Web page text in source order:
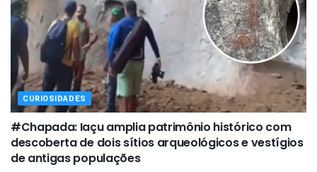
CURIOSIDADES
#Chapada: Iaçu amplia patrimônio histórico com
descoberta de dois sítios arqueológicos e vestígios
de antigas populações